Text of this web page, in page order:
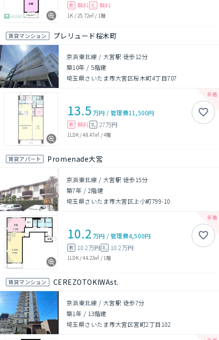
敷 無料 礼 無料
1K /25.72㎡ / 1階
賃貸マンション プレリュード桜木町
京浜東北線 / 大宮駅 徒歩12分
築10年 /5階建
埼玉県さいたま市大宮区桜木町4丁目707
13.5 万円 /管理費11,500円
敷 無料 礼 27万円
1LDK/48.47㎡ /4階
賃貸アパート Promenade大宮
京浜東北線 / 大宮駅 徒歩15分
築7年 / 2階建
埼玉県さいたま市大宮区上小町799-10
10.2 万円 /管理費4,500円
敷 10.2万円 礼 10.2万円
1LDK/44.23㎡ / 1階
賃貸マンション CEREZOTOKIWAst.
京浜東北線 / 大宮駅 徒歩7分
築1年 / 13階建
埼玉県さいたま市大宮区宮町2丁目102